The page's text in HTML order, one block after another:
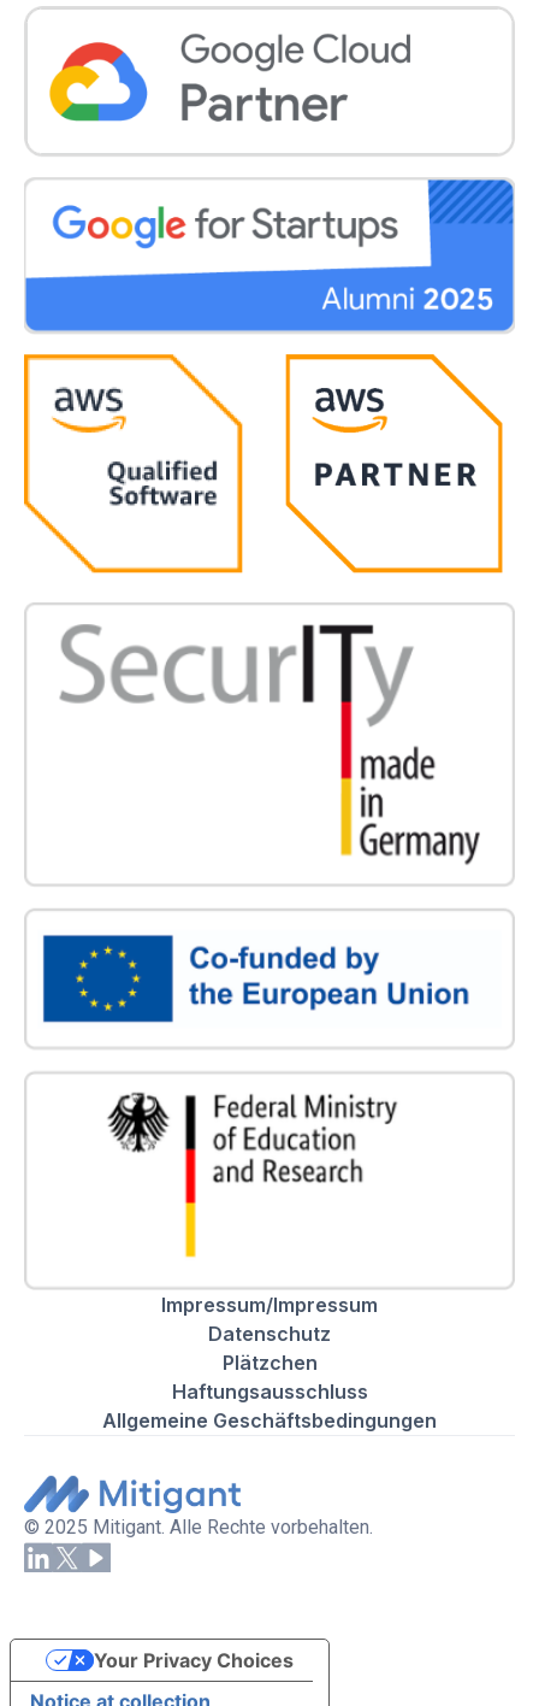
Impressum/Impressum
Datenschutz
Plätzchen
Haftungsausschluss
Allgemeine Geschäftsbedingungen
© 2025 Mitigant. Alle Rechte vorbehalten.
Your Privacy Choices